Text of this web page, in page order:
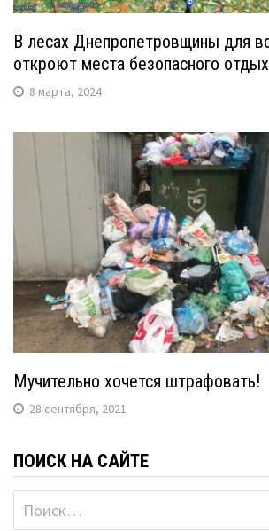
В лесах Днепропетровщины для
откроют места безопасного
8 марта, 2024
Мучительно хочется штрафовать!
28 сентября, 2021
ПОИСК НА САЙТЕ
Найти: